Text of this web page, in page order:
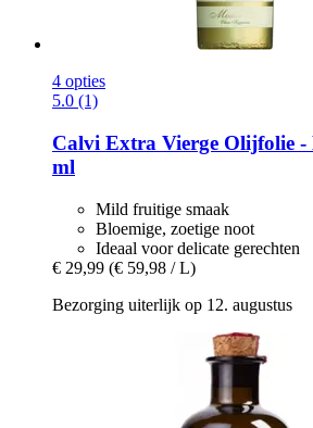
4 opties
5.0 (1)
Calvi Extra Vierge Olijfolie -​
ml
Mild fruitige smaak
Bloemige, zoetige noot
Ideaal voor delicate gerechten
€ 29,99 (€ 59,98 / L)
Bezorging uiterlijk op 12. augustus